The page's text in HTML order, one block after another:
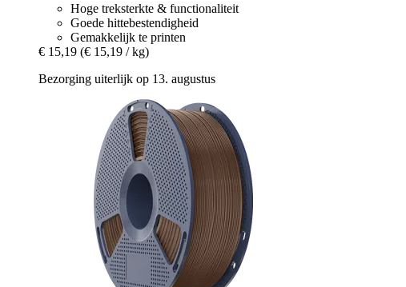
Hoge treksterkte & functionaliteit
Goede hittebestendigheid
Gemakkelijk te printen
€ 15,19 (€ 15,19 / kg)
Bezorging uiterlijk op 13. augustus